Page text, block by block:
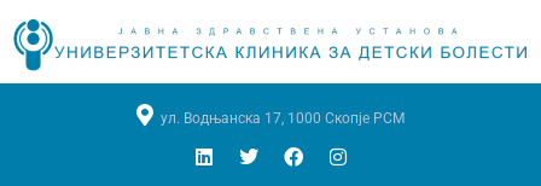
ул. Водњанска 17, 1000 Скопје РСМ